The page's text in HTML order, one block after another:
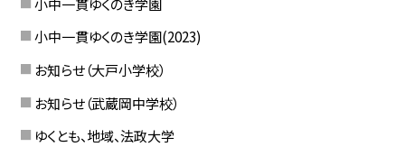
小中一貫ゆくのき学園(2023)
お知らせ（大戸小学校）
お知らせ（武蔵岡中学校）
ゆくとも、地域、法政大学